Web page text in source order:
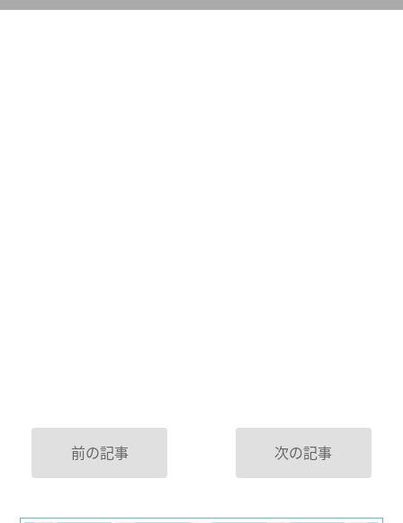
前の記事 次の記事